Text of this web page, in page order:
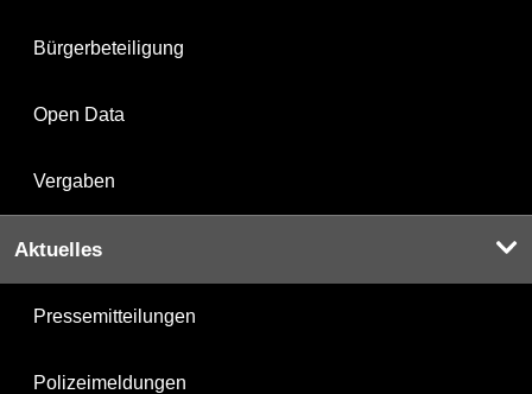
Bürgerbeteiligung
Open Data
Vergaben
Aktuelles
Pressemitteilungen
Polizeimeldungen